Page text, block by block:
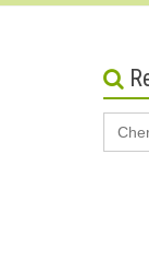
for: